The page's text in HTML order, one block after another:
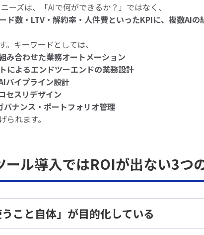
ーズは、「AIで何ができるか？」ではなく、
ド数・LTV・解約率・人件費といったKPIに、複数AI
。キーワードとしては、
み合わせた業務オートメーション
によるエンドツーエンドの業務設計
パイプライン設計
セスリデザイン
バナンス・ポートフォリオ管理
られます。
ール導入ではROIが出ない3つ
こと自体」が目的化している